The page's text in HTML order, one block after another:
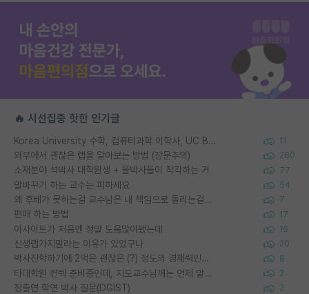
🔥 시선집중 핫한 인기글
Korea University 수학, 컴퓨터과학 이학사, UC Berkeley 산업공학 대학원 공학박사가 되는 것은 쉽지 않겠죠? 11
외부에서 괜찮은 랩을 알아보는 방법 (장문주의) 280
소재분야 석박사 대학원생 + 물박사들이 착각하는 거 77
말바꾸기 하는 교수는 피하세요 54
왜 후배가 못하는걸 교수님은 내 책임으로 돌리는걸까요? 7
편애 하는 방법 17
이사이트가 처음엔 정말 도움많이됐는데 16
신생랩가지말라는 이유가 있었구나 20
박사진학하기에 2억은 괜찮은 (?) 정도의 경제력인가요 8
타대학원 컨텍 준비중인데, 지도교수님께는 언제 말씀드려야 할까요? 2
정출연 학연 박사 질문(DGIST) 2